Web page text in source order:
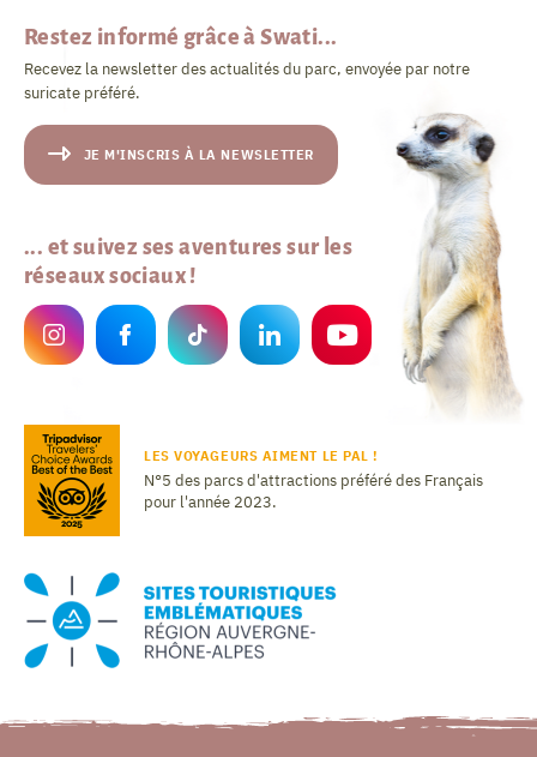
Restez informé grâce à Swati...
Recevez la newsletter des actualités du parc, envoyée par notre
suricate préféré.
JE M'INSCRIS À LA NEWSLETTER
... et suivez ses aventures sur les
réseaux sociaux !
LES VOYAGEURS AIMENT LE PAL !
N°5 des parcs d'attractions préféré des Français
pour l'année 2023.